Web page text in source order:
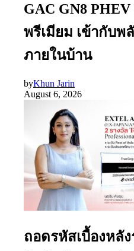
GAC GN8
พรีเมียม เข้ากับพ
ภายในบ้าน
byKhun Jarin
August 6, 2026
ถอดรหัสเบื้องหลั